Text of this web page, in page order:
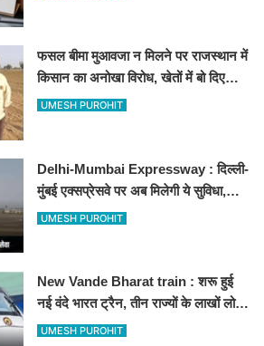
फसल बीमा मुआवजा न मिलने पर राजस्थान में
किसान का अनोखा विरोध, खेतों में बो दिए
500-500 रुपए के नोट, वीडियो वायरल
UMESH PUROHIT
Delhi-Mumbai Expressway : दिल्ली-
मुंबई एक्सप्रेसवे पर अब मिलेगी ये सुविधा,
हेलीकॉप्टर सर्विस से तुरंत घायल पहुंचेगा
UMESH PUROHIT
New Vande Bharat train : शरू हुई
नई वंदे भारत ट्रैन, तीन राज्यों के लाखों लोगों
का सफर होगा आसान, देखें पूरा रूटमैप
UMESH PUROHIT